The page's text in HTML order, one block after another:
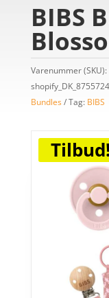
BIBS
Varenummer (SKU):
Bundles
Tag: BIBS
Tilbud!